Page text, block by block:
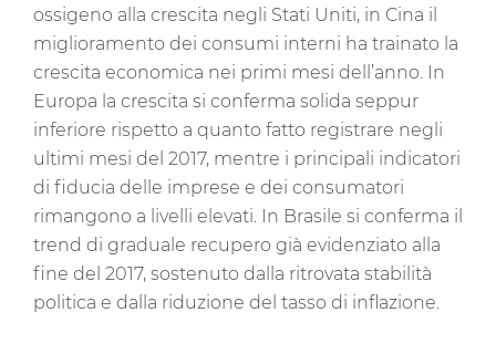
ossigeno alla crescita negli Stati Uniti, in Cina il
miglioramento dei consumi interni ha trainato la
crescita economica nei primi mesi dell’anno. In
Europa la crescita si conferma solida seppur
inferiore rispetto a quanto fatto registrare negli
ultimi mesi del 2017, mentre i principali indicatori
di fiducia delle imprese e dei consumatori
rimangono a livelli elevati. In Brasile si conferma il
trend di graduale recupero già evidenziato alla
fine del 2017, sostenuto dalla ritrovata stabilità
politica e dalla riduzione del tasso di inflazione.